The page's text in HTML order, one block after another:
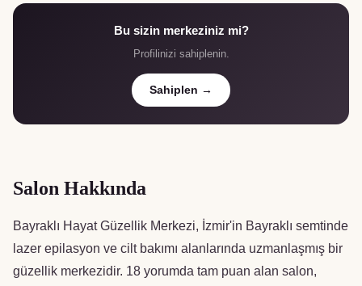
Salon Hakkında
Bayraklı Hayat Güzellik Merkezi, İzmir'in Bayraklı semtinde
lazer epilasyon ve cilt bakımı alanlarında uzmanlaşmış bir
güzellik merkezidir. 18 yorumda tam puan alan salon,
Bu sizin merkeziniz mi?
Profilinizi sahiplenin.
Sahiplen →